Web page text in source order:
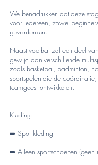
We benadrukken dat deze
voor iedereen, zowel
gevorderden.
Naast voetbal zal een deel
gewijd aan verschillende
zoals basketbal, badminton,
sportspelen die de coördinatie,
teamgeest ontwikkelen.
Kleding:
➡️ Sportkleding
➡️ Alleen sportschoenen (geen